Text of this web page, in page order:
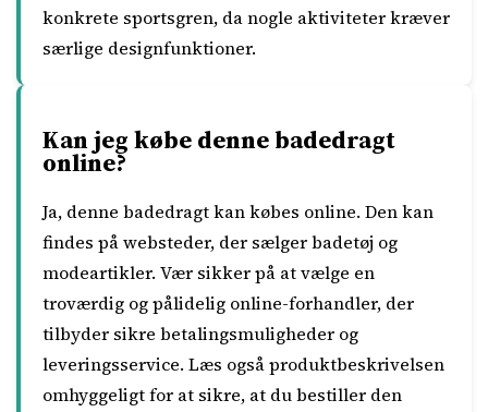
konkrete sportsgren, da nogle aktiviteter kræver
særlige designfunktioner.
Kan jeg købe denne badedragt
online?
Ja, denne badedragt kan købes online. Den kan
findes på websteder, der sælger badetøj og
modeartikler. Vær sikker på at vælge en
troværdig og pålidelig online-forhandler, der
tilbyder sikre betalingsmuligheder og
leveringsservice. Læs også produktbeskrivelsen
omhyggeligt for at sikre, at du bestiller den